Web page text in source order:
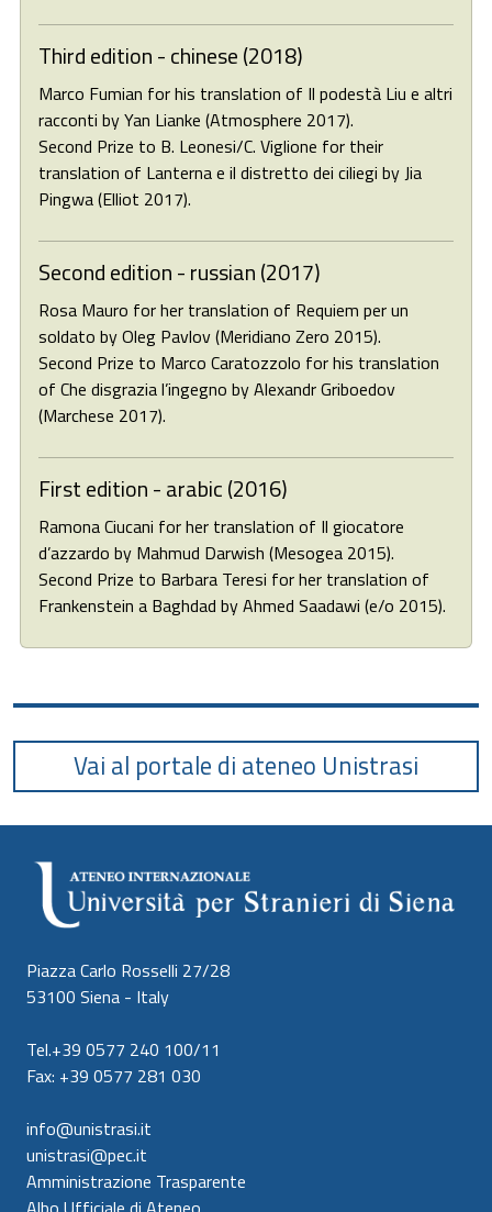
Third edition - chinese (2018)
Marco Fumian for his translation of Il podestà Liu e altri
racconti by Yan Lianke (Atmosphere 2017).
Second Prize to B. Leonesi/C. Viglione for their
translation of Lanterna e il distretto dei ciliegi by Jia
Pingwa (Elliot 2017).
Second edition - russian (2017)
Rosa Mauro for her translation of Requiem per un
soldato by Oleg Pavlov (Meridiano Zero 2015).
Second Prize to Marco Caratozzolo for his translation
of Che disgrazia l’ingegno by Alexandr Griboedov
(Marchese 2017).
First edition - arabic (2016)
Ramona Ciucani for her translation of Il giocatore
d’azzardo by Mahmud Darwish (Mesogea 2015).
Second Prize to Barbara Teresi for her translation of
Frankenstein a Baghdad by Ahmed Saadawi (e/o 2015).
Vai al portale di ateneo Unistrasi
Piazza Carlo Rosselli 27/28
53100 Siena - Italy
Tel.+39 0577 240 100/11
Fax: +39 0577 281 030
info@unistrasi.it
unistrasi@pec.it
Amministrazione Trasparente